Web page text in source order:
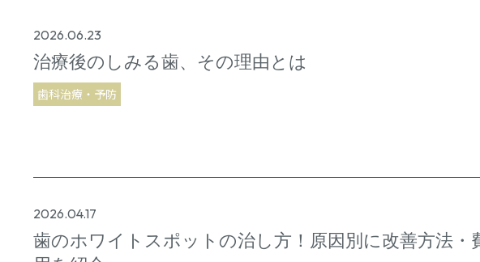
2026.06.23
治療後のしみる歯、その理由とは
歯科治療・予防
2026.04.17
歯のホワイトスポットの治し方！原因別に改善方法・